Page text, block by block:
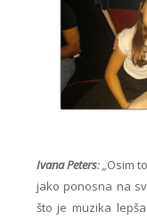
Ivana Peters: „Osim
jako ponosna na
što je muzika